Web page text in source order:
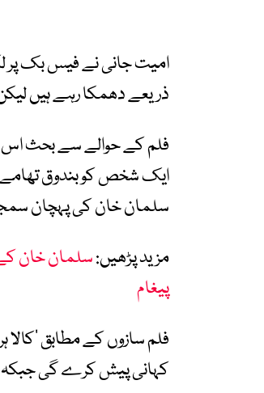
امیت جانی نے فیس بک پر
ذریعے دھمکا رہے ہیں
فلم کے حوالے سے بحث اس
ایک شخص کو بندوق
سلمان خان کی پہچان
مزید پڑھیں:
پیغام
فلم سازوں کے مطابق ’کالا
کہانی پیش کرے گی جبکہ اس کا ٹیزر 20 جون کو جاری کیے